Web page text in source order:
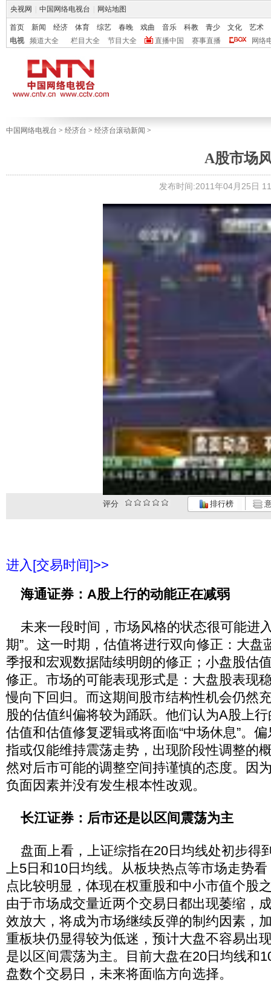
央视网 中国网络电视台 网站地图
首页 新闻 经济 体育 综艺 春晚 戏曲 音乐 科教 青少 文化
艺术
电视
频道大全 栏目大全 节目大全 直播中国 赛事直播 网络
中国网络电视台 > 经济台 > 经济台滚动新闻 >
A股市场
发布时间:2011年04月25日
评分 排行榜
进入[交易时间]>>
海通证券：A股上行的动能正在减弱
未来一段时间，市场风格的状态很可能进
期”。这一时期，估值将进行双向修正：大盘
季报和宏观数据陆续明朗的修正；小盘股估
修正。市场的可能表现形式是：大盘股表现
慢向下回归。而这期间股市结构性机会仍然
股的估值纠偏将较为踊跃。他们认为A股上
估值和估值修复逻辑或将面临“中场休息”。
指或仅能维持震荡走势，出现阶段性调整的
然对后市可能的调整空间持谨慎的态度。因
负面因素并没有发生根本性改观。
长江证券：后市还是以区间震荡为主
盘面上看，上证综指在20日均线处初步得
上5日和10日均线。从板块热点等市场走势
点比较明显，体现在权重股和中小市值个股
由于市场成交量近两个交易日都出现萎缩，
效放大，将成为市场继续反弹的制约因素，
重板块仍显得较为低迷，预计大盘不容易出
是以区间震荡为主。目前大盘在20日均线和
盘数个交易日，未来将面临方向选择。